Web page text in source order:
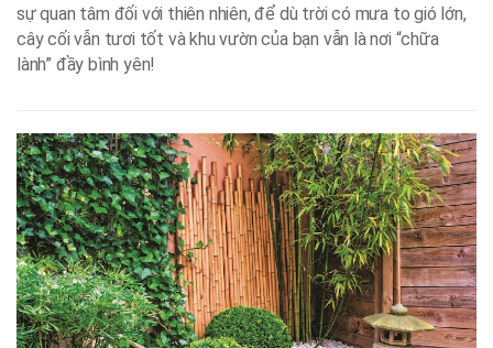
sự quan tâm đối với thiên nhiên, để dù trời có mưa to gió lớn,
cây cối vẫn tươi tốt và khu vườn của bạn vẫn là nơi “chữa
lành” đầy bình yên!